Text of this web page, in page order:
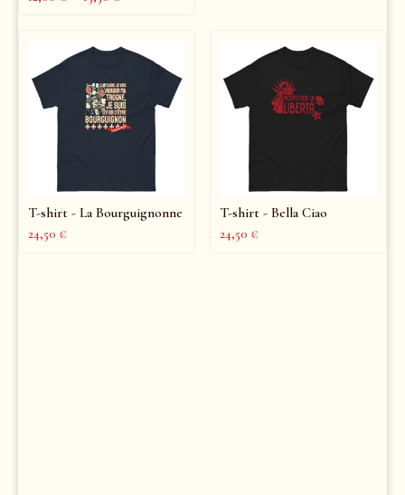
T-shirt - La Bourguignonne
24,50 €
T-shirt - Bella Ciao
24,50 €